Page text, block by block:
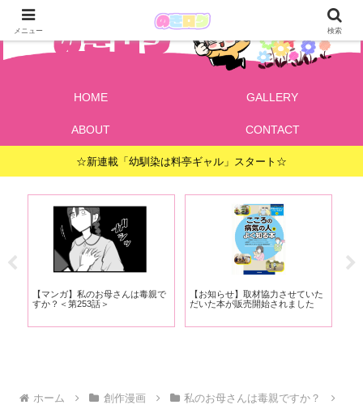
HOME GALLERY
ABOUT CONTACT
☆新連載「幼馴染は料亭ギャル」スタート☆
【マンガ】私のお母さんは毒親で
すか？＜第253話＞
【お知らせ】取材協力させていた
だいた本が販売開始されました
ホーム 創作漫画
私のお母さんは毒親ですか？
メニュー 検索